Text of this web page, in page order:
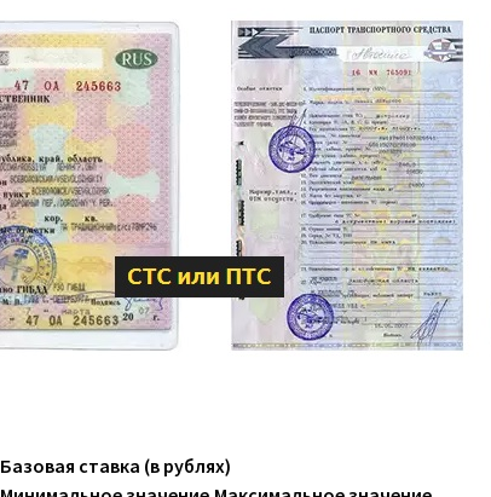
Базовая ставка (в рублях)